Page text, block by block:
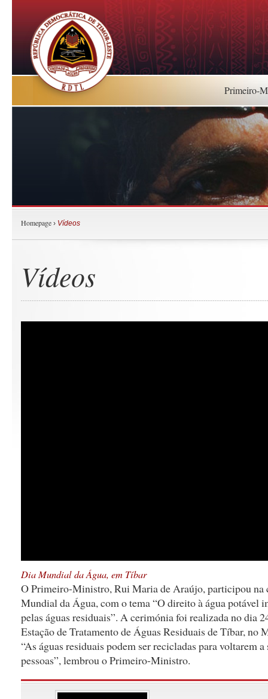
Primeiro-
Homepage › Vídeos
Vídeos
Dia Mundial da Água, em Tíbar
O Primeiro-Ministro, Rui Maria de Araújo, participou na
Mundial da Água, com o tema “O direito à água potável
pelas águas residuais”. A cerimónia foi realizada no dia
Estação de Tratamento de Águas Residuais de Tíbar, no
“As águas residuais podem ser recicladas para voltarem
pessoas”, lembrou o Primeiro-Ministro.